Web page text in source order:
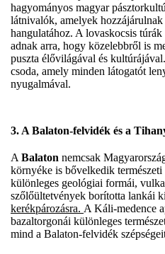
hagyományos magyar
látnivalók, amelyek
hangulatához. A lovaskocsis túrák
adnak arra, hogy közelebbről is
puszta élővilágával és
csoda, amely minden látogatót
nyugalmával.
3. A Balaton-felvidék és a
A Balaton nemcsak
környéke is bővelkedik természeti
különleges geológiai formái,
szőlőültetvények borította lankái
kerékpározásra. A Káli-medence
bazaltorgonái különleges
mind a Balaton-felvidék